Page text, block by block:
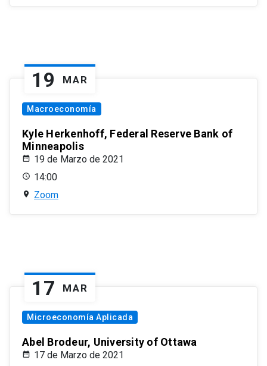
19 MAR
Macroeconomía
Kyle Herkenhoff, Federal Reserve Bank of
Minneapolis
19 de Marzo de 2021
14:00
Zoom
17 MAR
Microeconomía Aplicada
Abel Brodeur, University of Ottawa
17 de Marzo de 2021